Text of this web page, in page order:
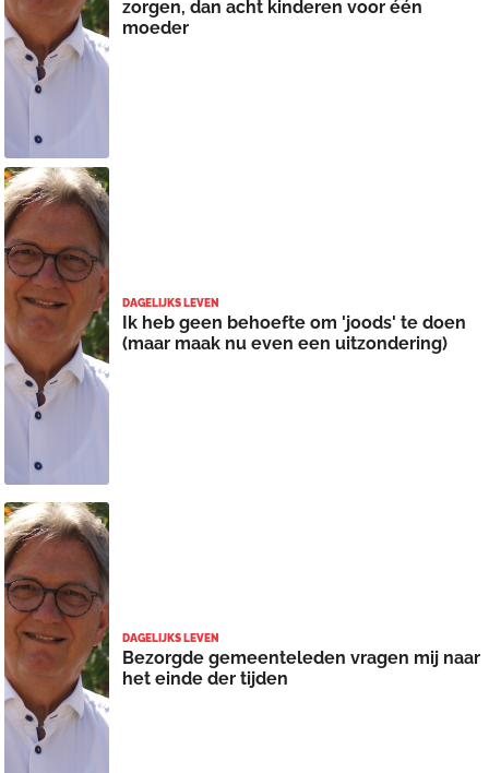
zorgen, dan acht kinderen voor één
moeder
DAGELIJKS LEVEN
Ik heb geen behoefte om 'joods' te doen
(maar maak nu even een uitzondering)
DAGELIJKS LEVEN
Bezorgde gemeenteleden vragen mij naar
het einde der tijden